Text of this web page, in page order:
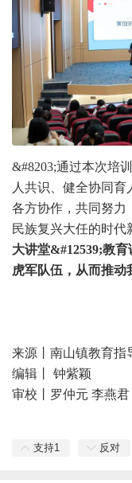
&#8203;通过本次培
人共识、健全协同
各方协作，共同努力
民族复兴大任的时代
大讲堂&#12539;教
虎军队伍，从而推动
来源丨南山镇教育指
编辑丨 钟紫颖
审校丨罗仲元 李燕
支持1 反对